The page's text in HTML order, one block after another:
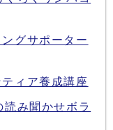
グサポーター
ィア養成講座
読み聞かせボラ